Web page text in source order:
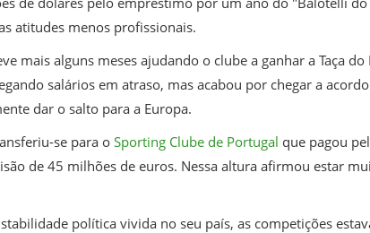
atitudes menos profissionais.
mais alguns meses ajudando o clube a ganhar a Taça
salários em atraso, mas acabou por chegar a
dar o salto para a Europa.
se para oSporting Clube de Portugal que pagou
de 45 milhões de euros. Nessa altura afirmou estar
política vivida no seu país, as competições